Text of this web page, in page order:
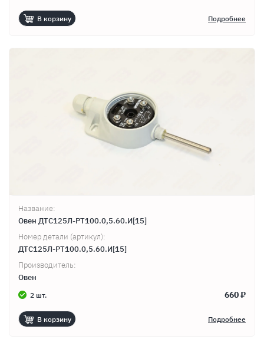
В корзину Подробнее
Название:
Овен ДТС125Л-РТ100.0,5.60.И[15]
Номер детали (артикул):
ДТС125Л-РТ100.0,5.60.И[15]
Производитель:
Овен
2 шт. 660 ₽
В корзину Подробнее